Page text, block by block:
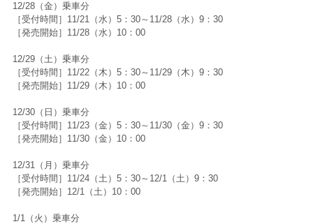
12/28（金）乗車分
［受付時間］11/21（水）5：30～11/28（水）9：30
［発売開始］11/28（水）10：00
12/29（土）乗車分
［受付時間］11/22（木）5：30～11/29（木）9：30
［発売開始］11/29（木）10：00
12/30（日）乗車分
［受付時間］11/23（金）5：30～11/30（金）9：30
［発売開始］11/30（金）10：00
12/31（月）乗車分
［受付時間］11/24（土）5：30～12/1（土）9：30
［発売開始］12/1（土）10：00
1/1（火）乗車分